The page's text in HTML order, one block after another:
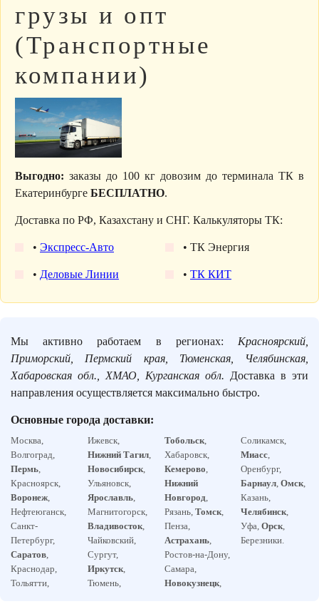
грузы и опт
(Транспортные
компании)
Выгодно: заказы до 100 кг довозим до терминала ТК в
Екатеринбурге БЕСПЛАТНО.
Доставка по РФ, Казахстану и СНГ. Калькуляторы ТК:
• Экспресс-Авто
• Деловые Линии
• ТК Энергия
• ТК КИТ
Мы активно работаем в регионах: Красноярский,
Приморский, Пермский края, Тюменская, Челябинская,
Хабаровская обл., ХМАО, Курганская обл. Доставка в эти
направления осуществляется максимально быстро.
Основные города доставки:
Москва,
Волгоград,
Пермь,
Красноярск,
Воронеж,
Нефтеюганск,
Санкт-
Петербург,
Саратов,
Краснодар,
Тольятти,
Ижевск,
Нижний Тагил,
Новосибирск,
Ульяновск,
Ярославль,
Магнитогорск,
Владивосток,
Чайковский,
Сургут,
Иркутск,
Тюмень,
Тобольск,
Хабаровск,
Кемерово,
Нижний
Новгород,
Рязань, Томск,
Пенза,
Астрахань,
Ростов-на-Дону,
Самара,
Новокузнецк,
Соликамск,
Миасс,
Оренбург,
Барнаул,Омск,
Казань,
Челябинск,
Уфа,Орск,
Березники.